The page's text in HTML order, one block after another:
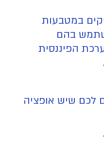
במטבעות
בהם
הפיננסית
לכם שיש אופציה